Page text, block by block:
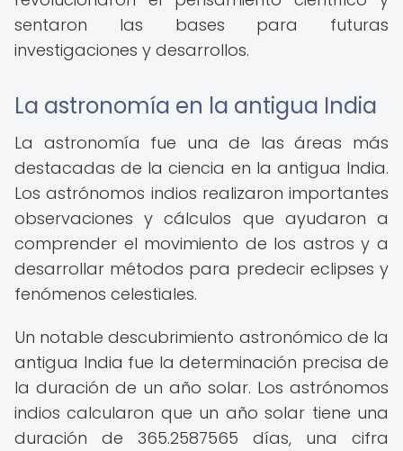
sentaron las bases para futuras
investigaciones y desarrollos.
La astronomía en la antigua India
La astronomía fue una de las áreas más
destacadas de la ciencia en la antigua India.
Los astrónomos indios realizaron importantes
observaciones y cálculos que ayudaron a
comprender el movimiento de los astros y a
desarrollar métodos para predecir eclipses y
fenómenos celestiales.
Un notable descubrimiento astronómico de la
antigua India fue la determinación precisa de
la duración de un año solar. Los astrónomos
indios calcularon que un año solar tiene una
duración de 365.2587565 días, una cifra